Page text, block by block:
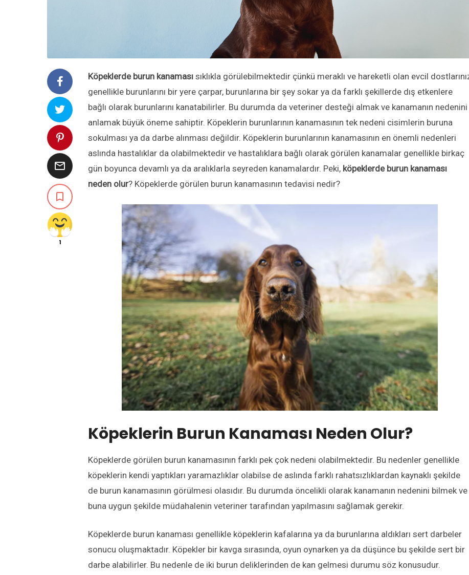


1
Köpeklerde burun kanaması sıklıkla görülebilmektedir çünkü meraklı ve hareketli olan evcil
genellikle burunlarını bir yere çarpar, burunlarına bir şey sokar ya da farklı şekillerde dış etkenlere
bağlı olarak burunlarını kanatabilirler. Bu durumda da veteriner desteği almak ve kanamanın nedenini
anlamak büyük öneme sahiptir. Köpeklerin burunlarının kanamasının tek nedeni cisimlerin buruna
sokulması ya da darbe alınması değildir. Köpeklerin burunlarının kanamasının en önemli nedenleri
aslında hastalıklar da olabilmektedir ve hastalıklara bağlı olarak görülen kanamalar genellikle birkaç
gün boyunca devamlı ya da aralıklarla seyreden kanamalardır. Peki, köpeklerde burun kanaması
neden olur? Köpeklerde görülen burun kanamasının tedavisi nedir?
Köpeklerin Burun Kanaması Neden Olur?
Köpeklerde görülen burun kanamasının farklı pek çok nedeni olabilmektedir. Bu nedenler genellikle
köpeklerin kendi yaptıkları yaramazlıklar olabilse de aslında farklı rahatsızlıklardan kaynaklı şekilde
de burun kanamasının görülmesi olasıdır. Bu durumda öncelikli olarak kanamanın nedenini bilmek ve
buna uygun şekilde müdahalenin veteriner tarafından yapılmasını sağlamak gerekir.
Köpeklerde burun kanaması genellikle köpeklerin kafalarına ya da burunlarına aldıkları sert darbeler
sonucu oluşmaktadır. Köpekler bir kavga sırasında, oyun oynarken ya da düşünce bu şekilde sert bir
darbe alabilirler. Bu nedenle de iki burun deliklerinden de kan gelmesi durumu söz konusudur.